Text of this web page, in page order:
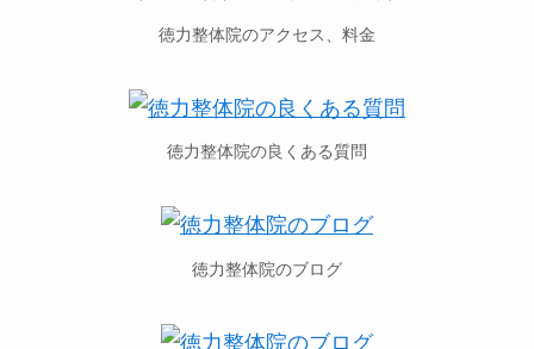
徳力整体院のアクセス、料金
徳力整体院の良くある質問
徳力整体院のブログ